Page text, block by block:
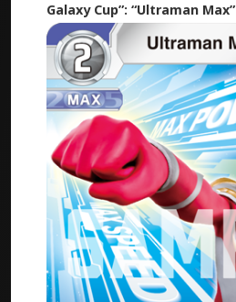
Galaxy Cup”: “Ultraman Max”